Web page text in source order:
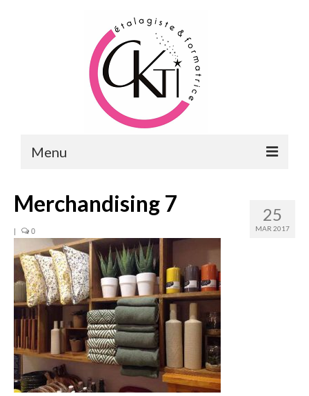
Menu
FORMATIONS DU POINT DE VENTE
MERCHANDISING & VITRINES
FORMATIONS RH
FORMATIONS DE FORMATEURS
CONSEILS & PRESTATIONS
REALISATIONS
25
MAR 2017
Merchandising 7
| 0